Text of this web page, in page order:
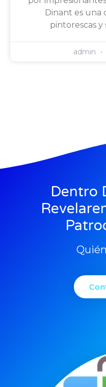
Dinant es una
pintorescas
admin
Dentro